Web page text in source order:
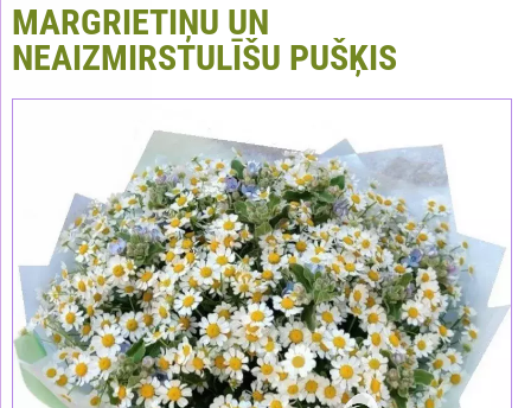
MARGRIETIŅU UN
NEAIZMIRSTULĪŠU PUŠĶIS